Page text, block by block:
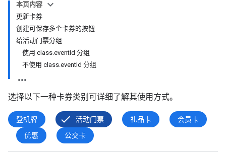
本页内容
更新卡券
创建可保存多个卡券的按钮
给活动门票分组
使用 class.eventId 分组
不使用 class.eventId 分组
选择以下一种卡券类别可详细了解其使用方式。
登机牌 活动门票 礼品卡
会员卡
优惠
公交卡